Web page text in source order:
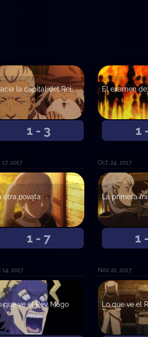
1 - 3
¡Hacia la capital del Reino del Trébol!
2017
1
El examen
Oct. 24, 2017
1 - 7
otra novata
14, 2017
1
La primera
Nov. 21, 2017
que ve el Rey Mago